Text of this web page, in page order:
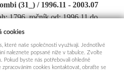
(31_) / 1996.11 - 2003.07
1796, ročník od: 1996.11 do
výkon: 85KW, typ motoru:
X18XE1
(31_) / 1996.11 - 2003.07
cookies
které naše společnosti využívají. Jednotlivé
naleznete popsané níže v tabulce. Zvolte
Pokud byste nás potřebovali ohledně
cookies kontaktovat, obraťte se